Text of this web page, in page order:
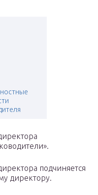
подчиняется
директору.